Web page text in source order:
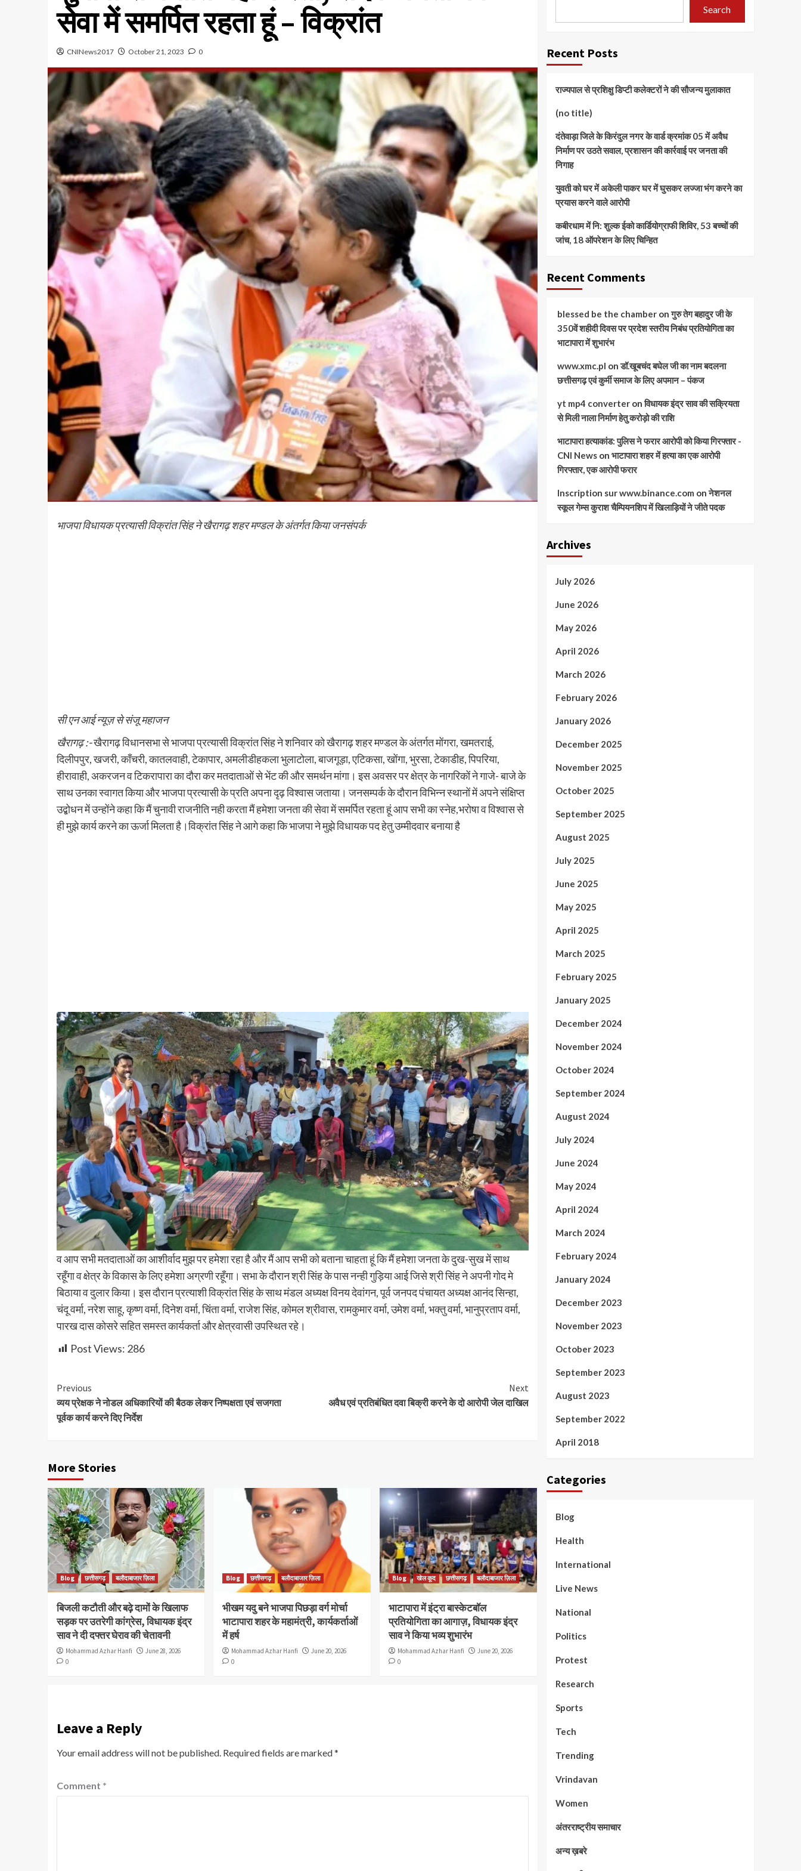
सेवा में समर्पित रहता हूं – विक्रांत
CNINews2017 October 21, 2023 0
भाजपा विधायक प्रत्यासी विक्रांत सिंह ने खैरागढ़ शहर मण्डल के अंतर्गत किया जनसंपर्क
सी एन आई न्यूज़ से संजू महाजन
खैरागढ़ :-खैरागढ़ विधानसभा से भाजपा प्रत्यासी विक्रांत सिंह ने शनिवार को खैरागढ़ शहर मण्डल के अंतर्गत मोंगरा, खमतराई,
दिलीपपुर, खजरी, काँचरी, कातलवाही, टेकापार, अमलीडीहकला भुलाटोला, बाजगूड़ा, एटिकसा, खोंगा, भुरसा, टेकाडीह, पिपरिया,
हीरावाही, अकरजन व टिकरापारा का दौरा कर मतदाताओं से भेंट की और समर्थन मांगा। इस अवसर पर क्षेत्र के नागरिकों ने गाजे- बाजे के
साथ उनका स्वागत किया और भाजपा प्रत्यासी के प्रति अपना दृढ़ विश्वास जताया। जनसम्पर्क के दौरान विभिन्न स्थानों में अपने संक्षिप्त
उद्बोधन में उन्होंने कहा कि मैं चुनावी राजनीति नही करता मैं हमेशा जनता की सेवा में समर्पित रहता हूं आप सभी का स्नेह,भरोषा व विश्वास से
ही मुझे कार्य करने का ऊर्जा मिलता है।विक्रांत सिंह ने आगे कहा कि भाजपा ने मुझे विधायक पद हेतु उम्मीदवार बनाया है
व आप सभी मतदाताओं का आशीर्वाद मुझ पर हमेशा रहा है और मैं आप सभी को बताना चाहता हूं कि मैं हमेशा जनता के दुख-सुख में साथ
रहूँगा व क्षेत्र के विकास के लिए हमेशा अग्रणी रहूँगा। सभा के दौरान श्री सिंह के पास नन्ही गुड़िया आई जिसे श्री सिंह ने अपनी गोद मे
बिठाया व दुलार किया। इस दौरान प्रत्याशी विक्रांत सिंह के साथ मंडल अध्यक्ष विनय देवांगन, पूर्व जनपद पंचायत अध्यक्ष आनंद सिन्हा,
चंदू वर्मा, नरेश साहू, कृष्ण वर्मा, दिनेश वर्मा, चिंता वर्मा, राजेश सिंह, कोमल श्रीवास, रामकुमार वर्मा, उमेश वर्मा, भक्तु वर्मा, भानुप्रताप वर्मा,
पारख दास कोसरे सहित समस्त कार्यकर्ता और क्षेत्रवासी उपस्थित रहे।
Post Views: 286
Continue
Reading
Previous
व्यय प्रेक्षक ने नोडल अधिकारियों की बैठक लेकर निष्पक्षता एवं सजगता
पूर्वक कार्य करने दिए निर्देश
Next
अवैध एवं प्रतिबंधित दवा बिक्री करने के दो आरोपी जेल दाखिल
More Stories
Blog छत्तीसगढ़ बलौदाबाजार ज़िला
बिजली कटौती और बढ़े दामों के खिलाफ
सड़क पर उतरेगी कांग्रेस, विधायक इंद्र
साव ने दी दफ्तर घेराव की चेतावनी
Mohammad Azhar Hanfi
June 28, 2026
0
Blog छत्तीसगढ़ बलौदाबाजार ज़िला
भीखम यदु बने भाजपा पिछड़ा वर्ग मोर्चा
भाटापारा शहर के महामंत्री, कार्यकर्ताओं
में हर्ष
Mohammad Azhar Hanfi
June 20, 2026
0
Blog खेल कूद छत्तीसगढ़ बलौदाबाजार ज़िला
भाटापारा में इंट्रा बास्केटबॉल
प्रतियोगिता का आगाज़, विधायक इंद्र
साव ने किया भव्य शुभारंभ
Mohammad Azhar Hanfi
June 20, 2026
0
Leave a Reply
Your email address will not be published. Required fields are marked*
Comment *
Search
Recent Posts
राज्यपाल से प्रशिक्षु डिप्टी कलेक्टरों ने की सौजन्य मुलाकात
(no title)
दंतेवाड़ा जिले के किरंदुल नगर के वार्ड क्रमांक 05 में अवैध
निर्माण पर उठते सवाल, प्रशासन की कार्रवाई पर जनता की
निगाह
युवती को घर में अकेली पाकर घर में घुसकर लज्जा भंग करने का
प्रयास करने वाले आरोपी
कबीरधाम में नि: शुल्क ईको कार्डियोग्राफी शिविर, 53 बच्चों की
जांच, 18 ऑपरेशन के लिए चिन्हित
Recent Comments
blessed be the chamberonगुरु तेग बहादुर जी के
350वें शहीदी दिवस पर प्रदेश स्तरीय निबंध प्रतियोगिता का
भाटापारा में शुभारंभ
www.xmc.pl onडॉ.खूबचंद बघेल जी का नाम बदलना
छत्तीसगढ़ एवं कुर्मी समाज के लिए अपमान – पंकज
yt mp4 converteronविधायक इंद्र साव की सक्रियता
से मिली नाला निर्माण हेतु करोड़ो की राशि
भाटापारा हत्याकांड: पुलिस ने फरार आरोपी को किया गिरफ्तार -
CNI Newson भाटापारा शहर में हत्या का एक आरोपी
गिरफ्तार, एक आरोपी फरार
Inscription sur www.binance.com onनेशनल
स्कूल गेम्स कुराश चैम्पियनशिप में खिलाड़ियों ने जीते पदक
Archives
July 2026
June 2026
May 2026
April 2026
March 2026
February 2026
January 2026
December 2025
November 2025
October 2025
September 2025
August 2025
July 2025
June 2025
May 2025
April 2025
March 2025
February 2025
January 2025
December 2024
November 2024
October 2024
September 2024
August 2024
July 2024
June 2024
May 2024
April 2024
March 2024
February 2024
January 2024
December 2023
November 2023
October 2023
September 2023
August 2023
September 2022
April 2018
Categories
Blog
Health
International
Live News
National
Politics
Protest
Research
Sports
Tech
Trending
Vrindavan
Women
अंतरराष्ट्रीय समाचार
अन्य ख़बरे